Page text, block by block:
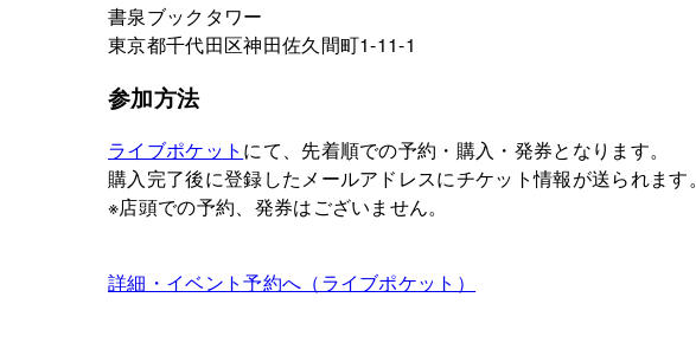
書泉ブックタワー
東京都千代田区神田佐久間町1-11-1
参加方法
ライブポケット にて、先着順での予約・購入・発券となります。
購入完了後に登録したメールアドレスにチケット情報が送られます。
※店頭での予約、発券はございません。
詳細・イベント予約へ（ライブポケット）